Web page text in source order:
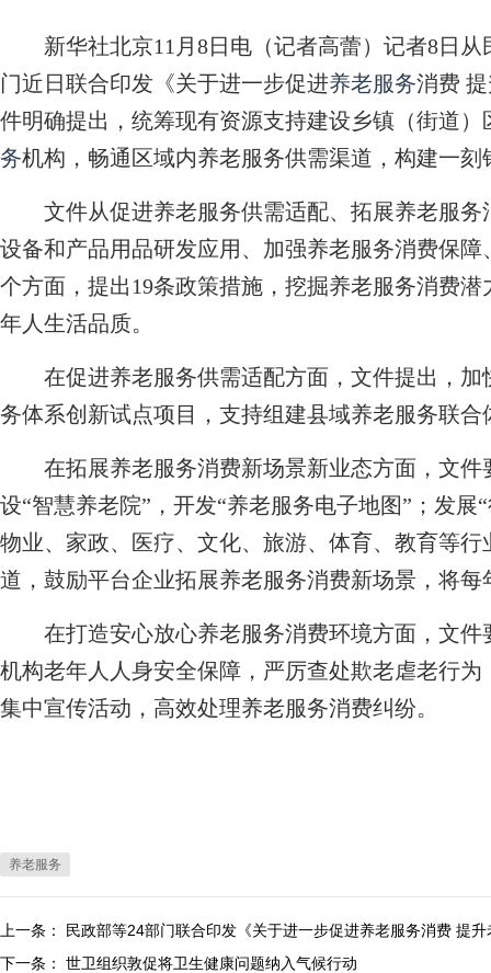
新华社北京11月8日电（记者高蕾）记者8日从
门近日联合印发《关于进一步促进养老服务消费
件明确提出，统筹现有资源支持建设乡镇（街道）
务机构，畅通区域内养老服务供需渠道，构建一刻
文件从促进养老服务供需适配、拓展养老服务
设备和产品用品研发应用、加强养老服务消费保
个方面，提出19条政策措施，挖掘养老服务消费
年人生活品质。
在促进养老服务供需适配方面，文件提出，加
务体系创新试点项目，支持组建县域养老服务联
在拓展养老服务消费新场景新业态方面，文件
设“智慧养老院”，开发“养老服务电子地图”；发
物业、家政、医疗、文化、旅游、体育、教育等
道，鼓励平台企业拓展养老服务消费新场景，将
在打造安心放心养老服务消费环境方面，文件
机构老年人人身安全保障，严厉查处欺老虐老行
集中宣传活动，高效处理养老服务消费纠纷。
养老服务
上一条：
民政部等24部门联合印发《关于进一步促进养老服务消费 提
下一条： 世卫组织敦促将卫生健康问题纳入气候行动